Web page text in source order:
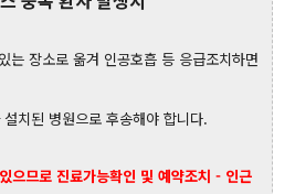
는 장소로 옮겨 인공호흡 등 응급조치하면
치된 병원으로 후송해야 합니다.
으므로 진료가능확인 및 예약조치 - 인근